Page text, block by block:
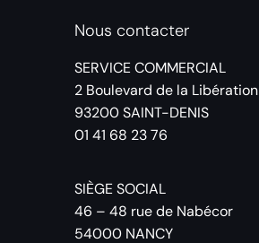
Nous contacter
SERVICE COMMERCIAL
2 Boulevard de la Libération
93200 SAINT-DENIS
01 41 68 23 76
SIÈGE SOCIAL
46 – 48 rue de Nabécor
54000 NANCY